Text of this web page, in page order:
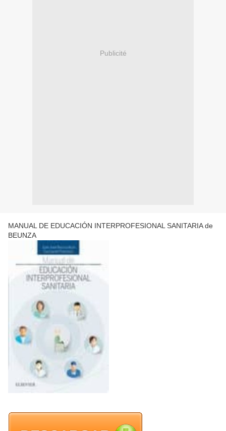
Publicité
MANUAL DE EDUCACIÓN INTERPROFESIONAL SANITARIA de
BEUNZA